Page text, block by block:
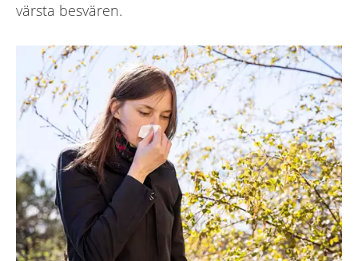
värsta besvären.